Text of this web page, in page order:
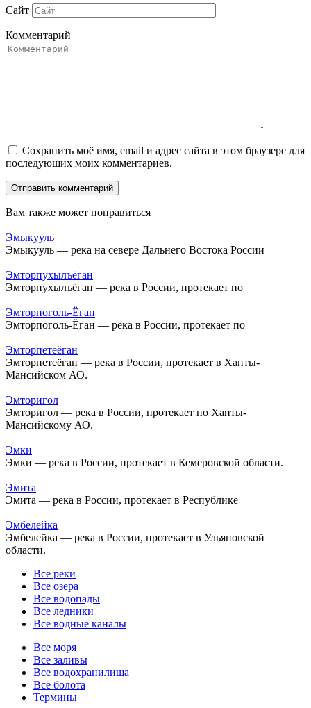
Сайт
Комментарий
Сохранить моё имя, email и адрес сайта в этом браузере для
последующих моих комментариев.
Вам также может понравиться
Эмыкууль
Эмыкууль — река на севере Дальнего Востока России
Эмторпухылъёган
Эмторпухылъёган — река в России, протекает по
Эмторпоголь-Ёган
Эмторпоголь-Ёган — река в России, протекает по
Эмторпетеёган
Эмторпетеёган — река в России, протекает в Ханты-
Мансийском АО.
Эмторигол
Эмторигол — река в России, протекает по Ханты-
Мансийскому АО.
Эмки
Эмки — река в России, протекает в Кемеровской области.
Эмита
Эмита — река в России, протекает в Республике
Эмбелейка
Эмбелейка — река в России, протекает в Ульяновской
области.
Все реки
Все озера
Все водопады
Все ледники
Все водные каналы
Все моря
Все заливы
Все водохранилища
Все болота
Термины